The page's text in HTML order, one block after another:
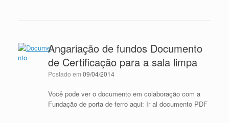
Angariação de fundos Documento
de Certificação para a sala limpa
Postado em 09/04/2014
Você pode ver o documento em colaboração com a
Fundação de porta de ferro aqui: Ir al documento PDF